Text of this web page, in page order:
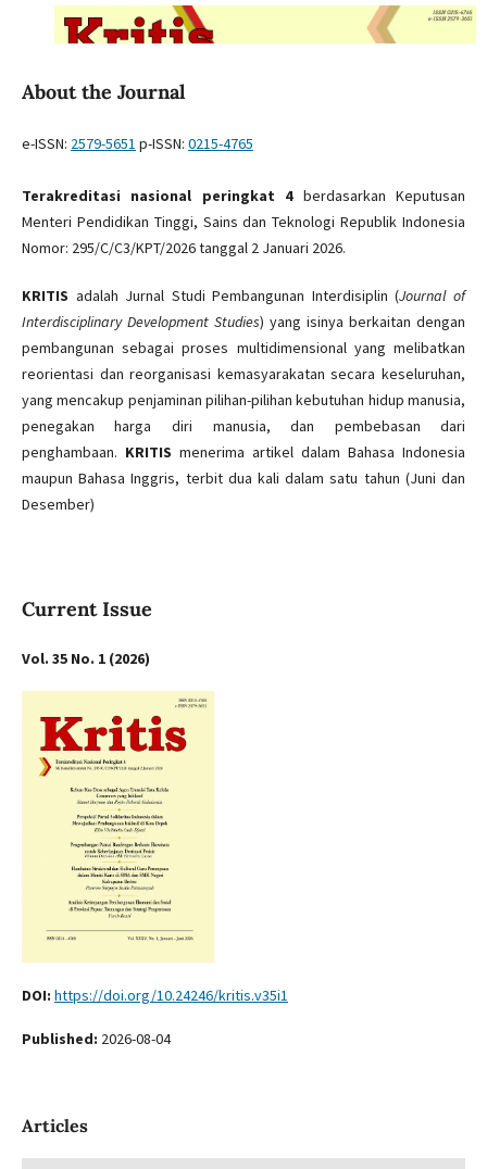
About the Journal
e-ISSN: 2579-5651 p-ISSN: 0215-4765
Terakreditasi nasional peringkat 4berdasarkan Keputusan
Menteri Pendidikan Tinggi, Sains dan Teknologi Republik Indonesia
Nomor: 295/C/C3/KPT/2026 tanggal 2 Januari 2026.
KRITIS adalah Jurnal Studi Pembangunan Interdisiplin (Journal of
Interdisciplinary Development Studies) yang isinya berkaitan dengan
pembangunan sebagai proses multidimensional yang melibatkan
reorientasi dan reorganisasi kemasyarakatan secara keseluruhan,
yang mencakup penjaminan pilihan-pilihan kebutuhan hidup manusia,
penegakan harga diri manusia, dan pembebasan dari
penghambaan. KRITIS menerima artikel dalam Bahasa Indonesia
maupun Bahasa Inggris, terbit dua kali dalam satu tahun (Juni dan
Desember)
Current Issue
Vol. 35 No. 1 (2026)
DOI: https://doi.org/10.24246/kritis.v35i1
Published: 2026-08-04
Articles